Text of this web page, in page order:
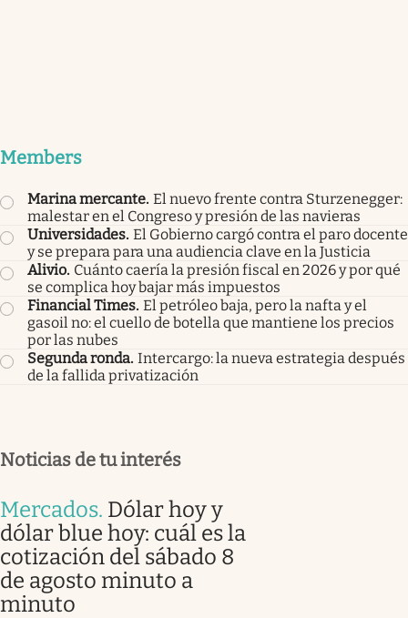
Members
Marina mercante. El nuevo frente contra Sturzenegger:
malestar en el Congreso y presión de las navieras
Universidades. El Gobierno cargó contra el paro docente
y se prepara para una audiencia clave en la Justicia
Alivio. Cuánto caería la presión fiscal en 2026 y por qué
se complica hoy bajar más impuestos
Financial Times. El petróleo baja, pero la nafta y el
gasoil no: el cuello de botella que mantiene los precios
por las nubes
Segunda ronda. Intercargo: la nueva estrategia después
de la fallida privatización
Noticias de tu interés
Mercados. Dólar hoy y
dólar blue hoy: cuál es la
cotización del sábado 8
de agosto minuto a
minuto